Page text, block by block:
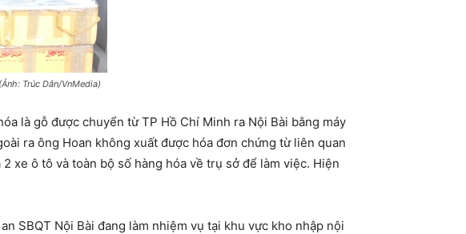
Trúc Dân/VnMedia)
là gỗ được chuyển từ TP Hồ Chí Minh ra Nội Bài bằng máy
ra ông Hoan không xuất được hóa đơn chứng từ liên quan
xe ô tô và toàn bộ số hàng hóa về trụ sở để làm việc. Hiện
SBQT Nội Bài đang làm nhiệm vụ tại khu vực kho nhập nội